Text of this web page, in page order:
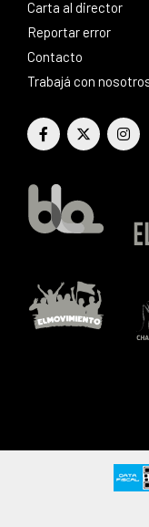
Carta al director
Reportar error
Contacto
Trabajá con